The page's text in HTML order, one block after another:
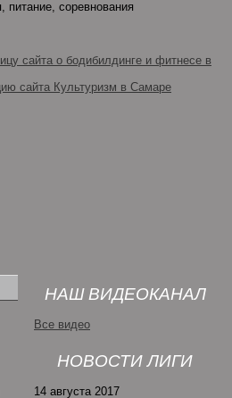
НАШ ВИДЕОКАНАЛ
Все видео
НОВОСТИ ЛИГИ
14 августа 2017